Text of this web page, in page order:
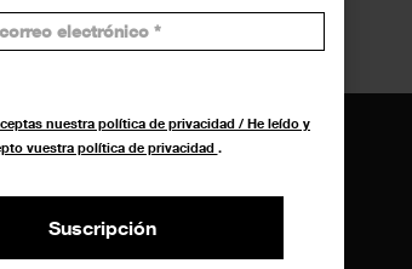
nuestra política de privacidad / He leído y
vuestra política de privacidad .
Suscripción